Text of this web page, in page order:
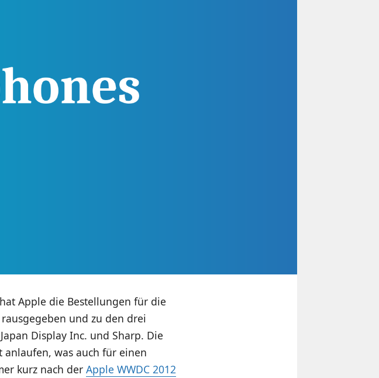
Apple die Bestellungen für die
und zu den drei
Display Inc. und Sharp. Die
was auch für einen
kurz nach der Apple WWDC 2012